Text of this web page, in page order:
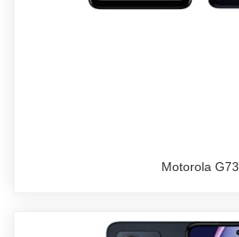
Motorola G73